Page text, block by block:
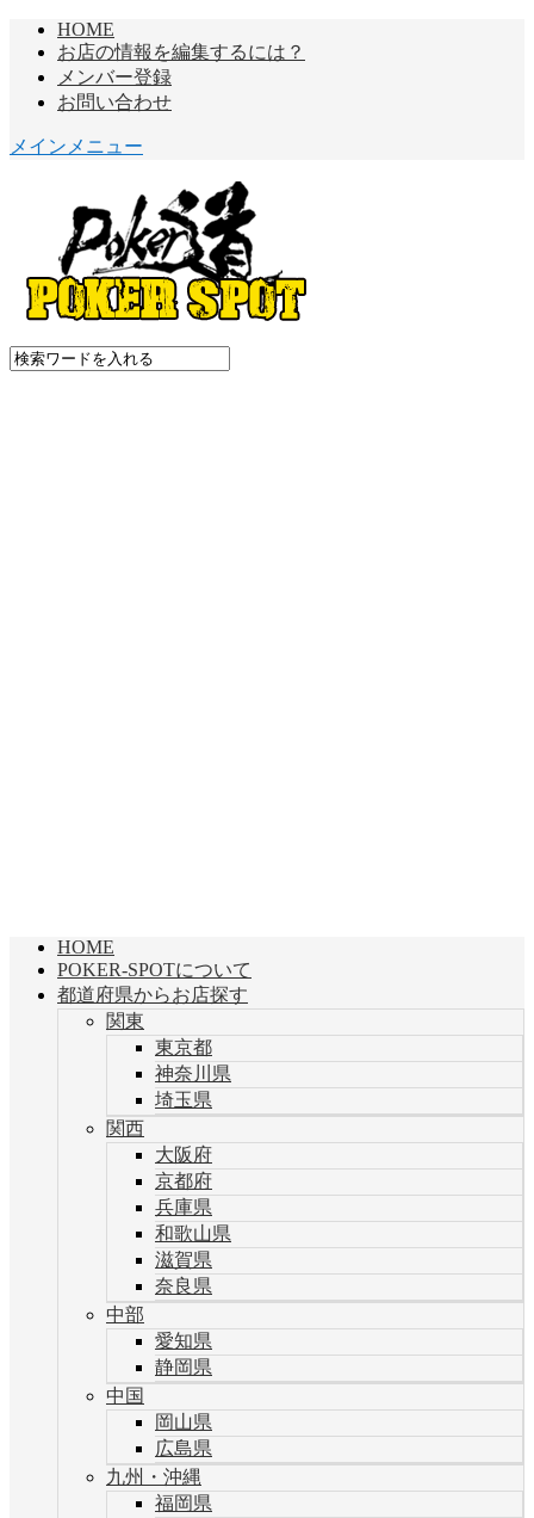
HOME
お店の情報を編集するには？
メンバー登録
お問い合わせ
メインメニュー
HOME
POKER-SPOTについて
都道府県からお店探す
関東
東京都
神奈川県
埼玉県
関西
大阪府
京都府
兵庫県
和歌山県
滋賀県
奈良県
中部
愛知県
静岡県
中国
岡山県
広島県
九州・沖縄
福岡県